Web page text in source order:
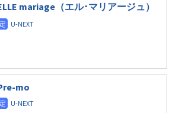
soledad-
public_html/osusume-
soledad-
public_html/osusume-
public_html/osusume-
mariage（エル･マリアージュ）
mo